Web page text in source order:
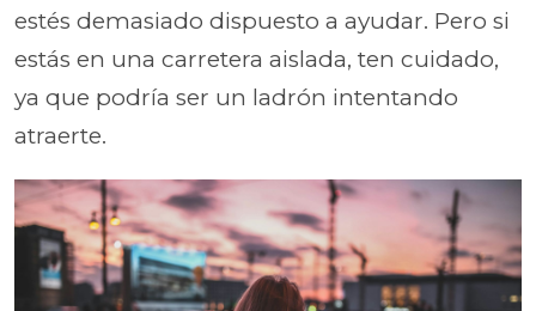
estés demasiado dispuesto a ayudar. Pero si
estás en una carretera aislada, ten cuidado,
ya que podría ser un ladrón intentando
atraerte.